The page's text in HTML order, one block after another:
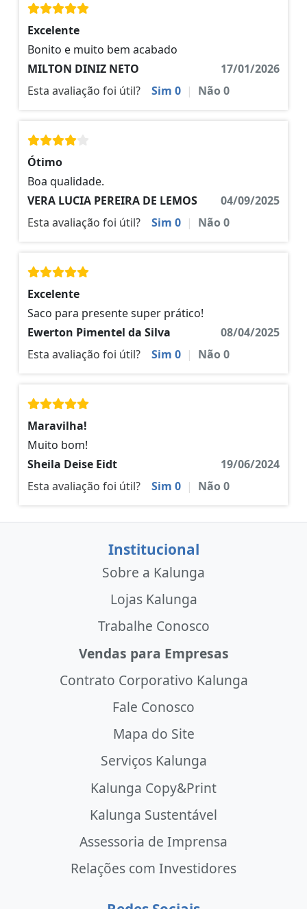
Excelente
Bonito e muito bem acabado
MILTON DINIZ NETO
17/01/2026
Esta avaliação foi útil?
Sim 0 | Não0
Ótimo
Boa qualidade.
VERA LUCIA PEREIRA DE LEMOS
04/09/2025
Esta avaliação foi útil?
Sim 0 | Não0
Excelente
Saco para presente super prático!
Ewerton Pimentel da Silva
08/04/2025
Esta avaliação foi útil?
Sim 0 | Não0
Maravilha!
Muito bom!
Sheila Deise Eidt
19/06/2024
Esta avaliação foi útil?
Sim 0 | Não0
Institucional
Sobre a Kalunga
Lojas Kalunga
Trabalhe Conosco
Vendas para Empresas
Contrato Corporativo Kalunga
Fale Conosco
Mapa do Site
Serviços Kalunga
Kalunga Copy&Print
Kalunga Sustentável
Assessoria de Imprensa
Relações com Investidores